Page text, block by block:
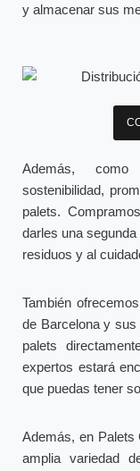
y almacenar sus
Además,
sostenibilidad,
palets.
darles una
residuos y al
También
de Barcelona y sus
palets
expertos estará
que puedas tener
Además, en Palets
amplia variedad